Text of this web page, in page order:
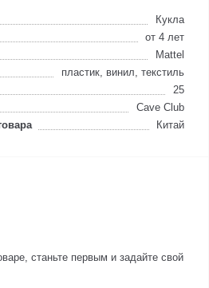
Кукла
от 4 лет
Mattel
пластик, винил, текстиль
25
Cave Club
Китай
станьте первым и задайте свой